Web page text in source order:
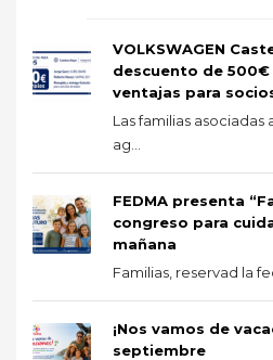
VOLKSWAGEN
descuento de 500€
ventajas para
Las familias asociadas
ag...
FEDMA presenta
congreso para
mañana
Familias, reservad la
¡Nos vamos de
septiembre